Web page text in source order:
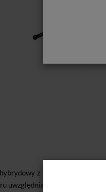
z
uwzględniająca wiek pacjenta.